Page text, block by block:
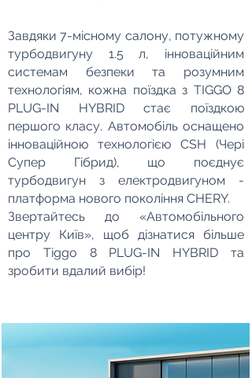
Завдяки 7-місному салону, потужному
турбодвигуну 1.5 л, інноваційним
системам безпеки та розумним
технологіям, кожна поїздка з TIGGO 8
PLUG-IN HYBRID стає поїздкою
першого класу. Автомобіль оснащено
інноваційною технологією CSH (Чері
Супер Гібрид), що поєднує
турбодвигун з електродвигуном -
платформа нового покоління CHERY.
Звертайтесь до «Автомобільного
центру Київ», щоб дізнатися більше
про Tiggo 8 PLUG-IN HYBRID та
зробити вдалий вибір!